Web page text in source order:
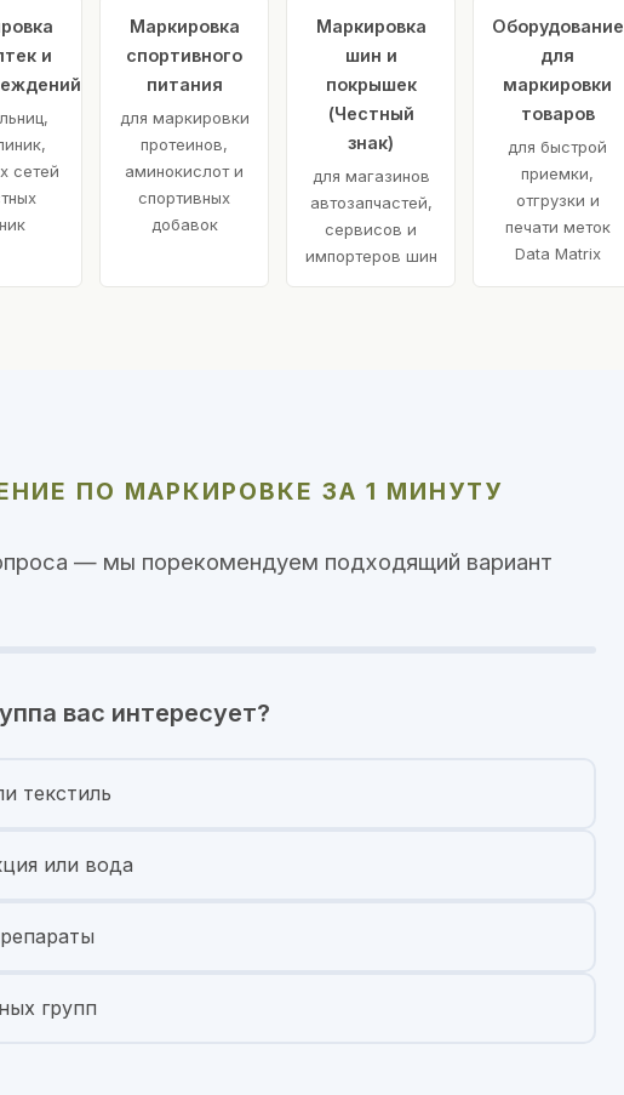
и
сетей
Маркировка
спортивного
питания
для маркировки
протеинов,
аминокислот и
спортивных
добавок
Маркировка
шин и
покрышек
(Честный
знак)
для магазинов
автозапчастей,
сервисов и
импортеров шин
Оборудование
для
маркировки
товаров
для быстрой
приемки,
отгрузки и
печати меток
Data Matrix
ПО МАРКИРОВКЕ ЗА 1 МИНУТУ
— мы порекомендуем подходящий вариант
вас интересует?
текстиль
или вода
групп